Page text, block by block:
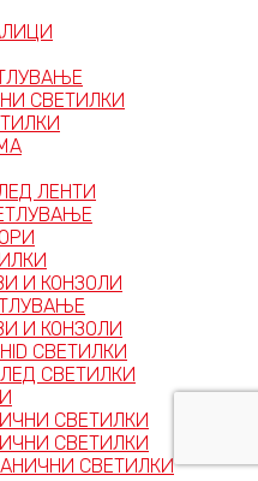
СВЕТИЛКИ
ЛЕНТИ
И КОНЗОЛИ
И КОНЗОЛИ
СВЕТИЛКИ
СВЕТИЛКИ
СВЕТИЛКИ
СВЕТИЛКИ
СВЕТИЛКИ